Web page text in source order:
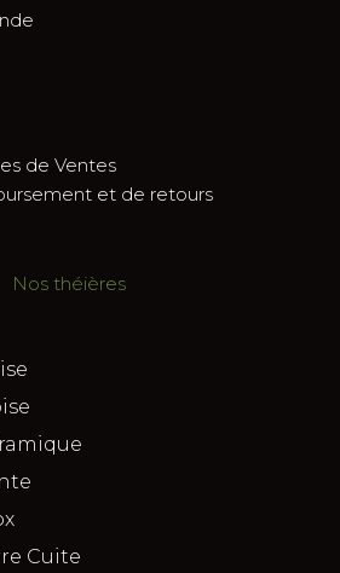
de Ventes
et de retours
Nos théières
Cuite